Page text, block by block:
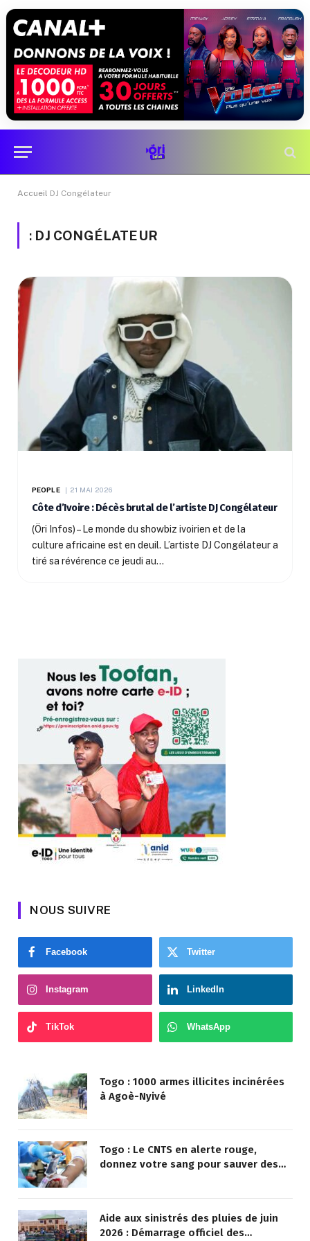
Accueil DJ Congélateur
: DJ CONGÉLATEUR
PEOPLE 21 MAI 2026
Côte d’Ivoire : Décès brutal de l’artiste DJ Congélateur
(Öri Infos) – Le monde du showbiz ivoirien et de la
culture africaine est en deuil. L’artiste DJ Congélateur a
tiré sa révérence ce jeudi au…
NOUS SUIVRE
Facebook Twitter
Instagram LinkedIn
TikTok WhatsApp
Togo : 1000 armes illicites incinérées
à Agoè-Nyivé
Togo : Le CNTS en alerte rouge,
donnez votre sang pour sauver des
Aide aux sinistrés des pluies de juin
2026 : Démarrage officiel des